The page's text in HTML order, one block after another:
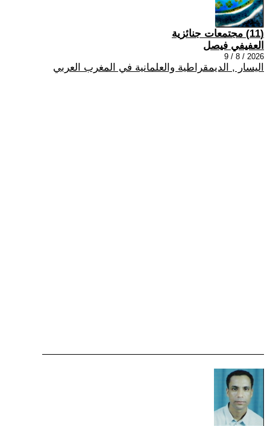
(11) مجتمعات جنائزية
العفيفي فيصل
2026 / 8 / 9
اليسار , الديمقراطية والعلمانية في المغرب العربي